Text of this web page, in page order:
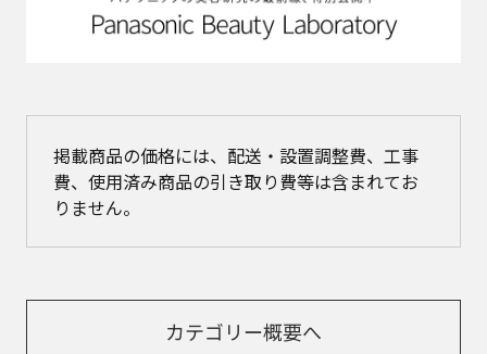
掲載商品の価格には、配送・設置調整費、工事
費、使用済み商品の引き取り費等は含まれてお
りません。
カテゴリー概要へ